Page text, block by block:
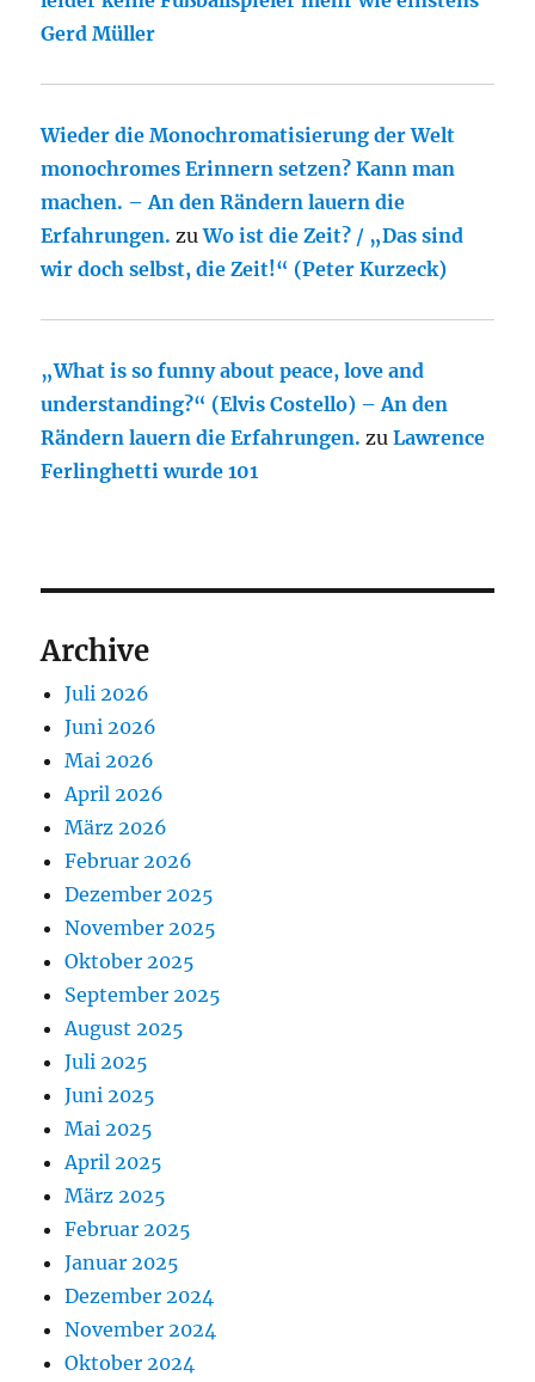
Gerd Müller
Wieder die Monochromatisierung der Welt
monochromes Erinnern setzen? Kann man
machen. – An den Rändern lauern die
Erfahrungen. zuWo ist die Zeit? / „Das sind
wir doch selbst, die Zeit!“ (Peter Kurzeck)
„What is so funny about peace, love and
understanding?“ (Elvis Costello) – An den
Rändern lauern die Erfahrungen. zuLawrence
Ferlinghetti wurde 101
Archive
Juli 2026
Juni 2026
Mai 2026
April 2026
März 2026
Februar 2026
Dezember 2025
November 2025
Oktober 2025
September 2025
August 2025
Juli 2025
Juni 2025
Mai 2025
April 2025
März 2025
Februar 2025
Januar 2025
Dezember 2024
November 2024
Oktober 2024